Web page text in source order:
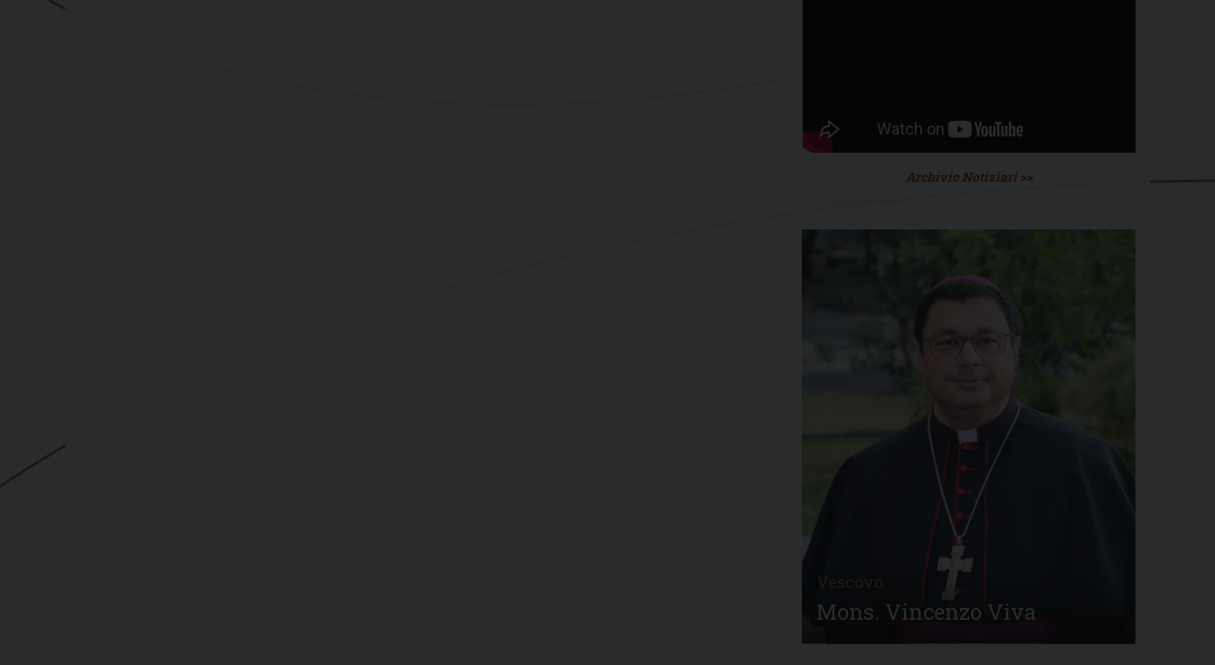
Archivio Notiziari >>
Vescovo
Mons. Vincenzo Viva